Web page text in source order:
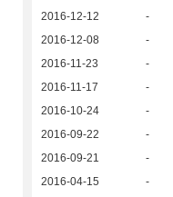
2016-12-12
-
2016-12-08
-
2016-11-23
-
2016-11-17
-
2016-10-24
-
2016-09-22
-
2016-09-21
-
2016-04-15
-